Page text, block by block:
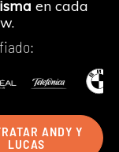
en cada
ANDY Y
LUCAS